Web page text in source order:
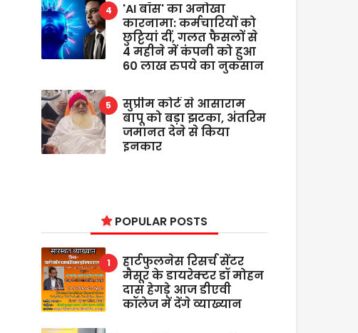
'AI बॉस' का अनोखा
कारनामा: कर्मचारियों को
छुट्टियां दीं, गलत फैसलों से
4 महीने में कंपनी को हुआ
60 लाख रुपये का नुकसान
सुप्रीम कोर्ट से आसाराम
बापू को बड़ा झटका, अंतरिम
जमानत देने से किया
इनकार
POPULAR POSTS
हार्टफुलनेस रिसर्च सेंटर
मैसूर के डायरेक्टर डॉ मोहन
दास हेगड़े आज डीएवी
कॉलेज में देंगे व्याख्यान